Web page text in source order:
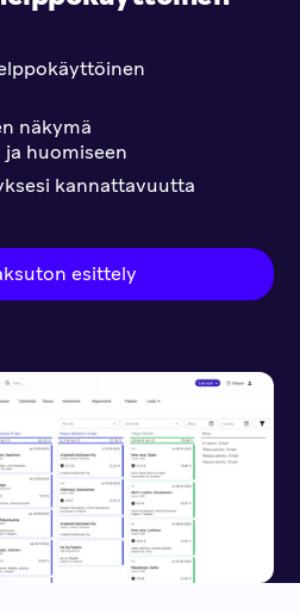
näkymä
huomiseen
kannattavuutta
esittely